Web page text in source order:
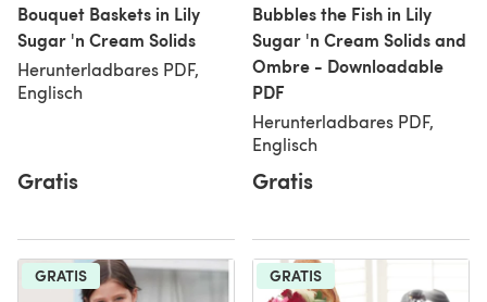
Bouquet Baskets in Lily
Sugar 'n Cream Solids
Herunterladbares PDF,
Englisch
Gratis
Bubbles the Fish in Lily
Sugar 'n Cream Solids and
Ombre - Downloadable
PDF
Herunterladbares PDF,
Englisch
Gratis
GRATIS GRATIS